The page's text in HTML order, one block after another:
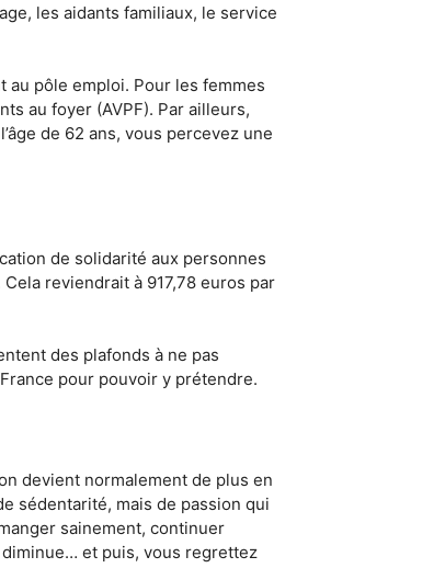
les aidants familiaux, le service
pôle emploi. Pour les femmes
au foyer (AVPF). Par ailleurs,
de 62 ans, vous percevez une
de solidarité aux personnes
reviendrait à 917,78 euros par
des plafonds à ne pas
pour pouvoir y prétendre.
devient normalement de plus en
sédentarité, mais de passion qui
sainement, continuer
diminue… et puis, vous regrettez